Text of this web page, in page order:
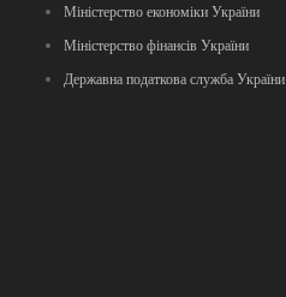
Міністерство економіки України
Міністерство фінансів України
Державна податкова служба України